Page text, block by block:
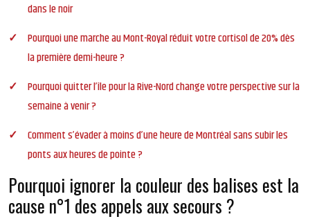
dans le noir
Pourquoi une marche au Mont-Royal réduit votre cortisol de 20% dès
la première demi-heure ?
Pourquoi quitter l’île pour la Rive-Nord change votre perspective sur la
semaine à venir ?
Comment s’évader à moins d’une heure de Montréal sans subir les
ponts aux heures de pointe ?
Pourquoi ignorer la couleur des balises est la
cause n°1 des appels aux secours ?